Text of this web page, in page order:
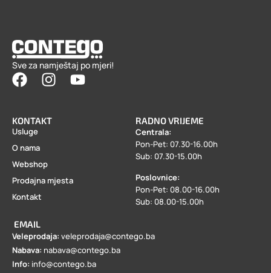
Sve za namještaj po mjeri!
KONTAKT
Usluge
O nama
Webshop
Prodajna mjesta
Kontakt
EMAIL
Veleprodaja: veleprodaja@contego.ba
Nabava: nabava@contego.ba
Info: info@contego.ba
RADNO VRIJEME
Centrala:
Pon-Pet: 07.30-16.00h
Sub: 07.30-15.00h
Poslovnice:
Pon-Pet: 08.00-16.00h
Sub: 08.00-15.00h